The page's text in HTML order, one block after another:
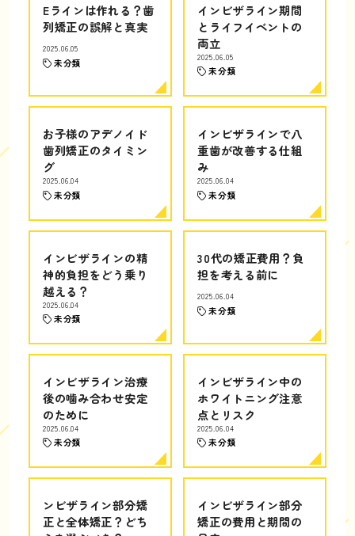
Eラインは作れる？歯
列矯正の誤解と真実
2025.06.05
未分類
インビザライン期間
とライフイベントの
両立
2025.06.05
未分類
お子様のアデノイド
歯列矯正のタイミン
グ
2025.06.04
未分類
インビザラインで八
重歯が改善する仕組
み
2025.06.04
未分類
インビザラインの精
神的負担をどう乗り
越える？
2025.06.04
未分類
30代の矯正費用？負
担を考える前に
2025.06.04
未分類
インビザライン治療
後の噛み合わせ安定
のために
2025.06.04
未分類
インビザライン中の
ホワイトニング注意
点とリスク
2025.06.04
未分類
ンビザライン部分矯
正と全体矯正？どち
インビザライン部分
矯正の費用と期間の